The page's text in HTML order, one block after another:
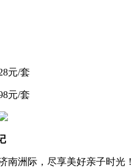
元/套
元/套
洲际，尽享美好亲子时光！